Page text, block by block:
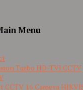
Menu
Turbo HD-TVI CCTV
CCTV 16 Camera